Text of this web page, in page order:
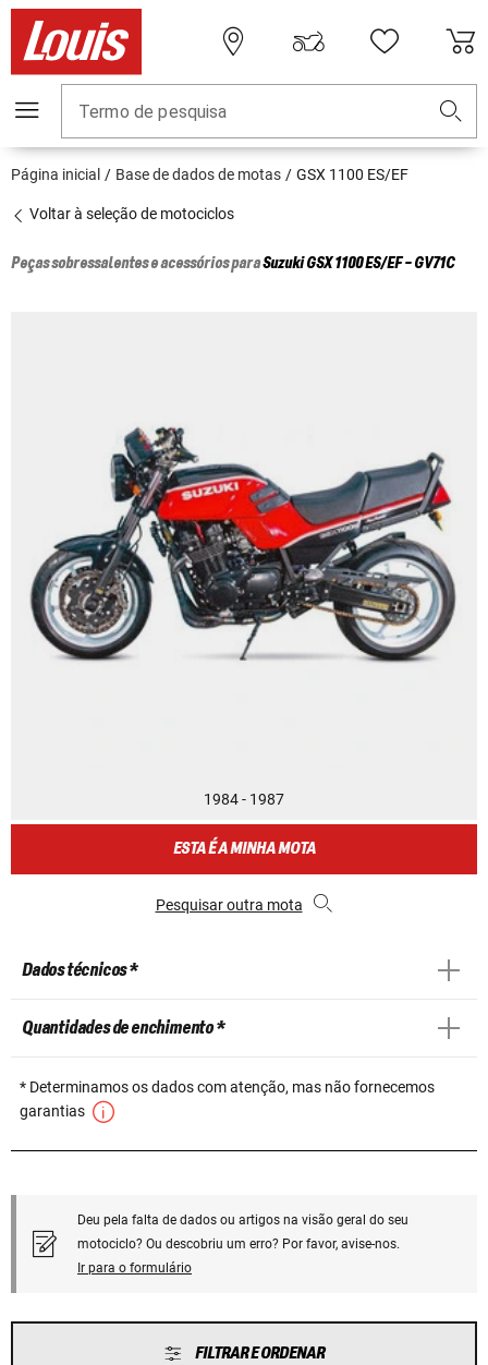
Termo de pesquisa
Página inicial Base de dados de motas GSX 1100 ES/EF
Voltar à seleção de motociclos
Peças sobressalentes e acessórios paraSuzukiGSX 1100 ES/EF - GV71C
1984 - 1987
ESTA É A MINHA MOTA
Pesquisar outra mota
Dados técnicos *
Quantidades de enchimento *
* Determinamos os dados com atenção, mas não fornecemos
garantias
Deu pela falta de dados ou artigos na visão geral do seu
motociclo? Ou descobriu um erro? Por favor, avise-nos.
Ir para o formulário
FILTRAR E ORDENAR